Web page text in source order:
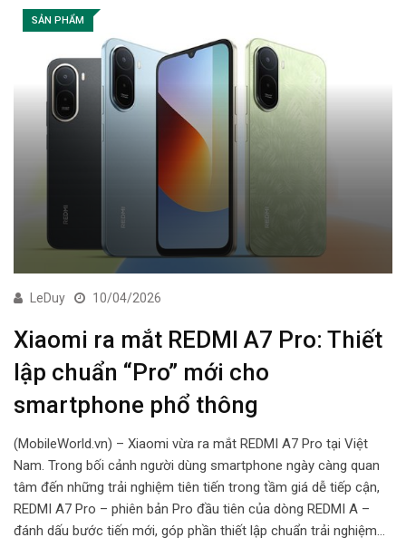
SẢN PHẨM
LeDuy 10/04/2026
Xiaomi ra mắt REDMI A7 Pro: Thiết
lập chuẩn “Pro” mới cho
smartphone phổ thông
(MobileWorld.vn) – Xiaomi vừa ra mắt REDMI A7 Pro tại Việt
Nam. Trong bối cảnh người dùng smartphone ngày càng quan
tâm đến những trải nghiệm tiên tiến trong tầm giá dễ tiếp cận,
REDMI A7 Pro – phiên bản Pro đầu tiên của dòng REDMI A –
đánh dấu bước tiến mới, góp phần thiết lập chuẩn trải nghiệm…